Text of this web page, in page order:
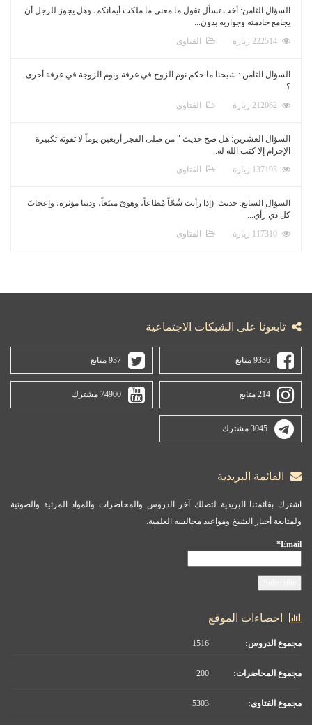
السؤال الثامن: أخت تسأل تقول ما معنى ما ملكت أيمانكم، وهل يجوز للرجل أن
يجامع خادمته وجواريه بدون...
الفتاوى
السؤال الثامن : شيخنا ما حكم نوم الزوج في غرفة ونوم الزوجة في غرفة أخرى
؟
الفتاوى
السؤال العشرين: هل صح حديث " من صلى الفجر أربعين يوماً لا تفوته تكبيرة
الإحرام إلا كتب الله له...
الفتاوى
السؤال السابع: حديث: (إذا رأيتَ شُحّاً مُطاعاً، وهوىً متبَعاً، ودنيا مؤثرة، وإعجابَ
كل ذي رأي...
الفتاوى
تابعونا على الشبكات الاجتماعية
9336 متابع 937 متابع
214 متابع 74900 مشترك
3045 مشترك
القائمة البريدية
اشترك بقائمتنا البريدية لتصلك آخر الدروس والمحاضرات والمواد المرئية والصوتية
ولمتابعة أخبار الشيخ ومواعيد مجالسه العلمية.
Email*
احصاءات الموقع
مجموع الدروس:
مجموع المحاضرات:
مجموع الفتاوى: